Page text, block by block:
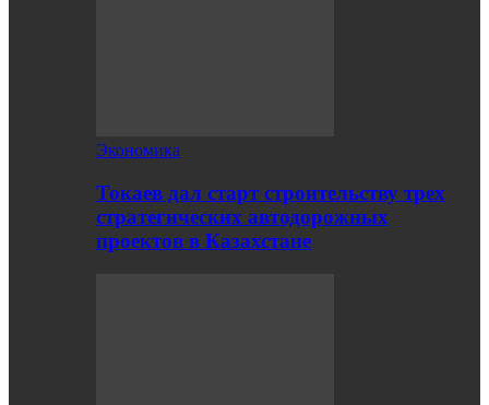
Экономика
Токаев дал старт строительству трех
стратегических автодорожных
проектов в Казахстане